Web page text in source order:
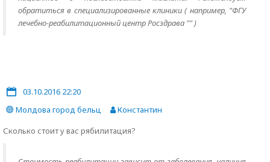
обратиться в специализированные клиники ( например, "ФГУ
лечебно-реабилитационный центр Росздрава "" )
03.10.2016 22:20
Молдова город бельц
Константин
Сколько стоит у вас рябилитация?